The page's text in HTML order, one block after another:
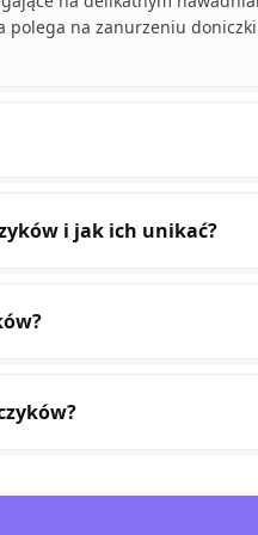
na zanurzeniu
i jak ich unikać?